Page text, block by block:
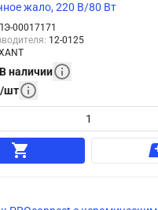
жало, 220 В/80 Вт
00017171
: 12-0125
В наличии
/шт